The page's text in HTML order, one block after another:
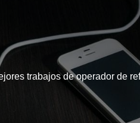
trabajos de operador de